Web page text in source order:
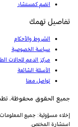
انضم كمستشار
تفاصيل تهمك
الشروط والأحكام
سياسة الخصوصية
مركز الدعم للحالات
الأسئلة الشائعة
تواصل معنا
جميع الحقوق محفوظة. تطمين
إخلاء مسؤولية: جميع
استشارة المختص.